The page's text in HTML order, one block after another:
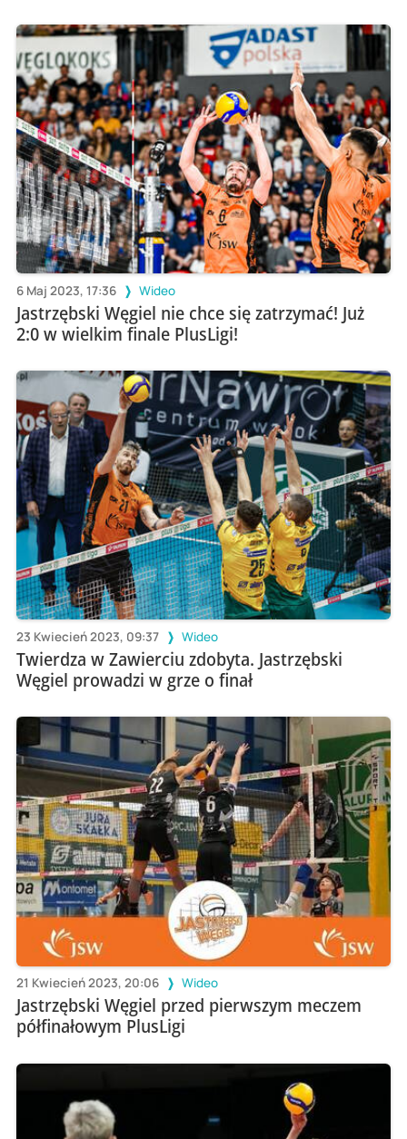
6 Maj 2023, 17:36 Wideo
Jastrzębski Węgiel nie chce się zatrzymać! Już
2:0 w wielkim finale PlusLigi!
23 Kwiecień 2023, 09:37 Wideo
Twierdza w Zawierciu zdobyta. Jastrzębski
Węgiel prowadzi w grze o finał
21 Kwiecień 2023, 20:06 Wideo
Jastrzębski Węgiel przed pierwszym meczem
półfinałowym PlusLigi